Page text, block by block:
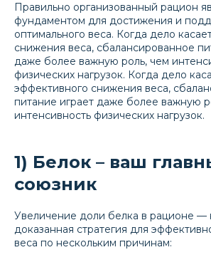
Правильно организованный рацион
фундаментом для достижения и
оптимального веса. Когда дело
снижения веса, сбалансированное
даже более важную роль, чем
физических нагрузок. Когда дело
эффективного снижения веса,
питание играет даже более важную
интенсивность физических нагрузок.
1) Белок – ваш
союзник
Увеличение доли белка в рационе —
доказанная стратегия для
веса по нескольким причинам: